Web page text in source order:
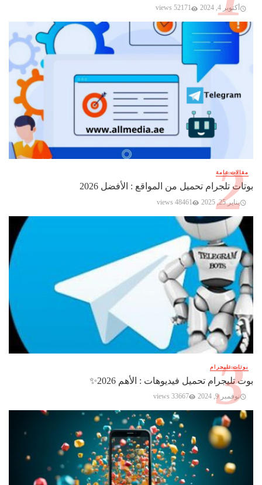
أكتوبر 4, 2024 52171 views
مقالات عامة
بوتات تلجرام تحميل من المواقع : الأفضل 2026
يناير 25, 2025 48461 views
بوتات تليجرام
بوت تليجرام تحميل فيديوهات : الأهم 2026✨️
نوفمبر 9, 2024 33667 views